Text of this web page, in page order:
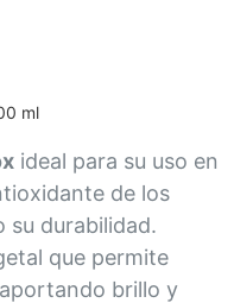
ml
ideal para su uso en
de los
su durabilidad.
que permite
brillo y